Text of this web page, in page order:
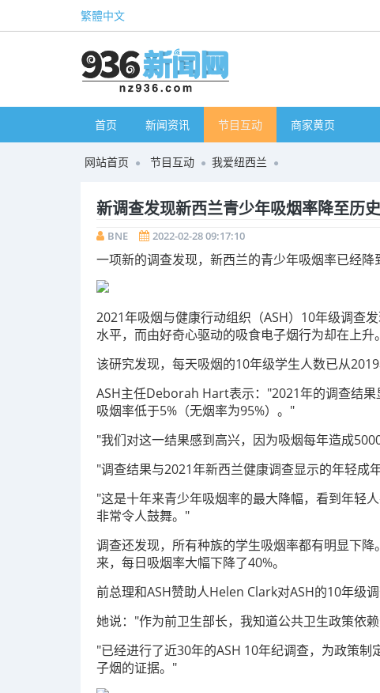
繁體中文
首页 新闻资讯 节目互动 商家黄页
网站首页 节目互动 我爱纽西兰
新调查发现新西兰青少年吸烟率降至历
BNE 2022-02-28 09:17:10
一项新的调查发现，新西兰的青少年吸烟率已经降
2021年吸烟与健康行动组织（ASH）10年级调查
水平，而由好奇心驱动的吸食电子烟行为却在上升。
该研究发现，每天吸烟的10年级学生人数已从
ASH主任Deborah Hart表示："2021年的调查结
吸烟率低于5%（无烟率为95%）。"
"我们对这一结果感到高兴，因为吸烟每年造成
"调查结果与2021年新西兰健康调查显示的年轻成
"这是十年来青少年吸烟率的最大降幅，看到年轻
非常令人鼓舞。"
调查还发现，所有种族的学生吸烟率都有明显下
来，每日吸烟率大幅下降了40%。
前总理和ASH赞助人Helen Clark对ASH的10年级调
她说："作为前卫生部长，我知道公共卫生政策依
"已经进行了近30年的ASH 10年纪调查，为政策
子烟的证据。"